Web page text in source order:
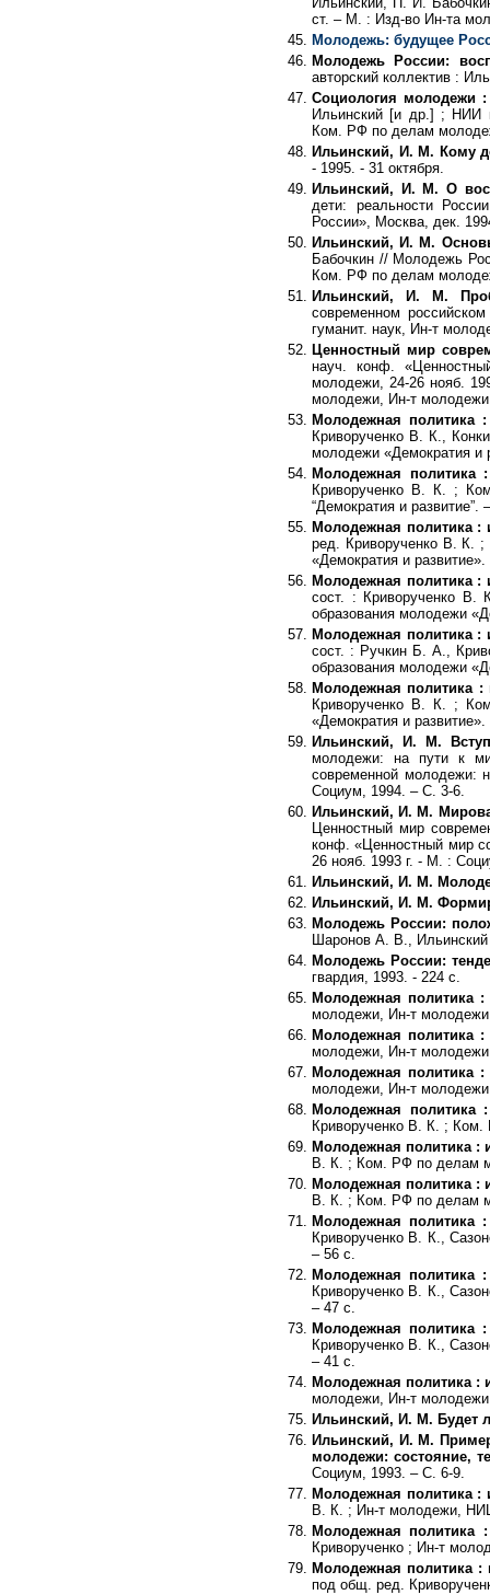
ст. – М. : Изд-во Ин-та
Молодежь: будущее
Молодежь России:
авторский коллектив :
Социология молодежи
Ильинский [и др.] ; НИИ
Ком. РФ по делам
Ильинский, И. М. Кому
- 1995. - 31 октября.
Ильинский, И. М. О
дети: реальности
России», Москва, дек.
Ильинский, И. М.
Бабочкин // Молодежь
Ком. РФ по делам
Ильинский, И. М.
современном
гуманит. наук, Ин-т
Ценностный мир
науч. конф.
молодежи, 24-26 нояб.
молодежи, Ин-т
Молодежная
Криворученко В. К.,
молодежи «Демократия и
Молодежная
Криворученко В. К. ;
“Демократия и
Молодежная политика
ред. Криворученко В. К.
«Демократия и
Молодежная политика
сост. : Криворученко
образования молодежи
Молодежная политика
сост. : Ручкин Б. А.,
образования молодежи
Молодежная политика
Криворученко В. К. ;
«Демократия и
Ильинский, И. М.
молодежи: на пути к
современной молодежи:
Социум, 1994. – С. 3-6.
Ильинский, И. М.
Ценностный мир
конф. «Ценностный мир
26 нояб. 1993 г. - М. :
Ильинский, И. М.
Ильинский, И. М.
Молодежь России:
Шаронов А. В.,
Молодежь России:
гвардия, 1993. - 224 с.
Молодежная
молодежи, Ин-т
Молодежная
молодежи, Ин-т
Молодежная
молодежи, Ин-т
Молодежная
Криворученко В. К. ;
Молодежная политика
В. К. ; Ком. РФ по делам
Молодежная политика
В. К. ; Ком. РФ по делам
Молодежная
Криворученко В. К.,
– 56 с.
Молодежная
Криворученко В. К.,
– 47 с.
Молодежная
Криворученко В. К.,
– 41 с.
Молодежная политика
молодежи, Ин-т
Ильинский, И. М. Будет
Ильинский, И. М.
молодежи: состояние,
Социум, 1993. – С. 6-9.
Молодежная политика
В. К. ; Ин-т молодежи,
Молодежная
Криворученко ; Ин-т
Молодежная политика
под общ. ред.